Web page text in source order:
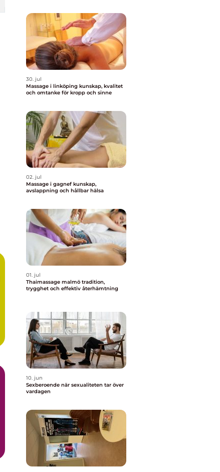
30. jul
Massage i linköping kunskap, kvalitet
och omtanke för kropp och sinne
02. jul
Massage i gagnef kunskap,
avslappning och hållbar hälsa
01. jul
Thaimassage malmö tradition,
trygghet och effektiv återhämtning
10. jun
Sexberoende när sexualiteten tar över
vardagen